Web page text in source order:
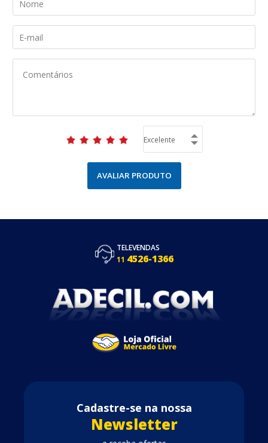
AVALIAR PRODUTO
TELEVENDAS
11 4526-1366
Cadastre-se na nossa
Newsletter